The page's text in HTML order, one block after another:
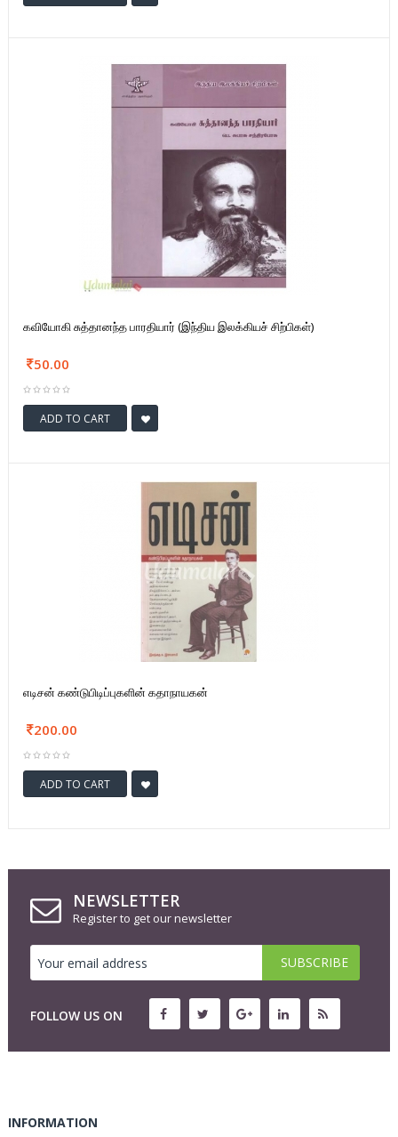
கவியோகி சுத்தானந்த பாரதியார் (இந்திய இலக்கியச் சிற்பிகள்)
50.00
ADD TO CART
எடிசன் கண்டுபிடிப்புகளின் கதாநாயகன்
200.00
ADD TO CART
NEWSLETTER
Register to get our newsletter
FOLLOW US ON
INFORMATION